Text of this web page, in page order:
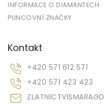
INFORMACE O DIAMANTECH
PUNCOVNÍ ZNAČKY
Kontakt
ZLATNICTVISMARAGD
+420 571 612 571
+420 571 423 423